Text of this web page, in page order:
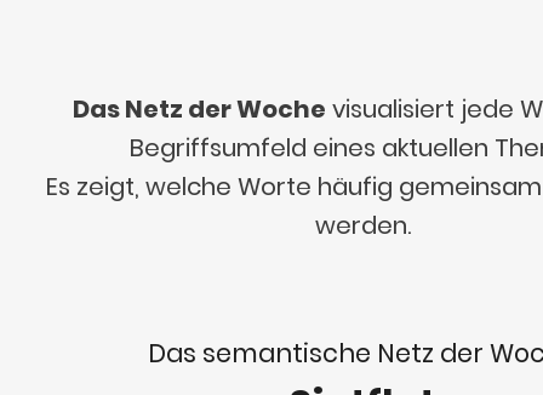
Das Netz der Woche visualisiert jede
Begriffsumfeld eines aktuellen
Es zeigt, welche Worte häufig
werden.
Das semantische Netz der